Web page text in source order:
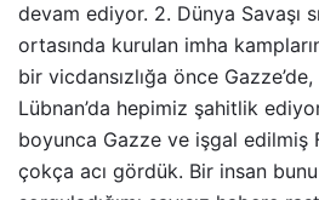
devam ediyor. 2. Dünya Savaşı
ortasında kurulan imha
bir vicdansızlığa önce
Lübnan’da hepimiz şahitlik
boyunca Gazze ve işgal edilmiş
çokça acı gördük. Bir insan